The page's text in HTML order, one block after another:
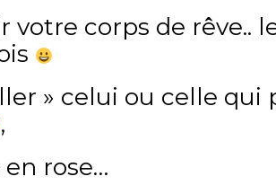
votre corps de rêve..
» celui ou celle qui
,
en rose…